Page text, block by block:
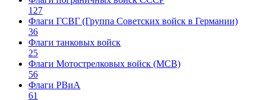
127
Флаги ГСВГ (Группа Советских войск в Германии)
36
Флаги танковых войск
25
Флаги Мотострелковых войск (МСВ)
56
Флаги РВиА
61